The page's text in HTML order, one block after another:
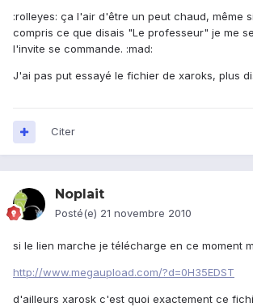
:rolleyes: ça l'air d'être un peut chaud, même
compris ce que disais "Le professeur" je me
l'invite se commande. :mad:
J'ai pas put essayé le fichier de xaroks, plus
Citer
Noplait
Posté(e) 21 novembre 2010
si le lien marche je télécharge en ce moment
http://www.megaupload.com/?d=0H35EDST
d'ailleurs xarosk c'est quoi exactement ce